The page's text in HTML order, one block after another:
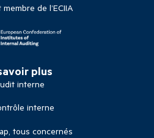
membre de l’ECIIA
plus
interne
interne
tous concernés